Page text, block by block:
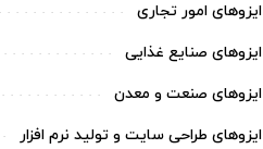
ایزوهای امور تجاری
ایزوهای صنایع غذایی
ایزوهای صنعت و معدن
ایزوهای طراحی سایت و تولید نرم افزار